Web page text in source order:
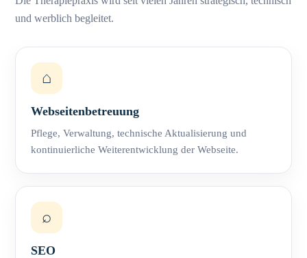
und werblich begleitet.
⌂
Webseitenbetreuung
Pflege, Verwaltung, technische Aktualisierung und
kontinuierliche Weiterentwicklung der Webseite.
⌕
SEO